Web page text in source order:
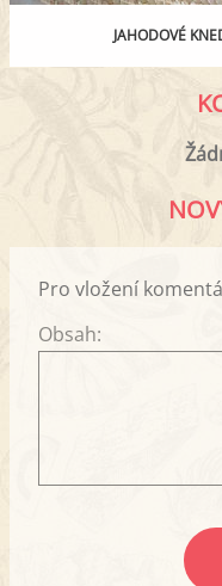
JAHODOVÉ
Pro vložení
Obsah: